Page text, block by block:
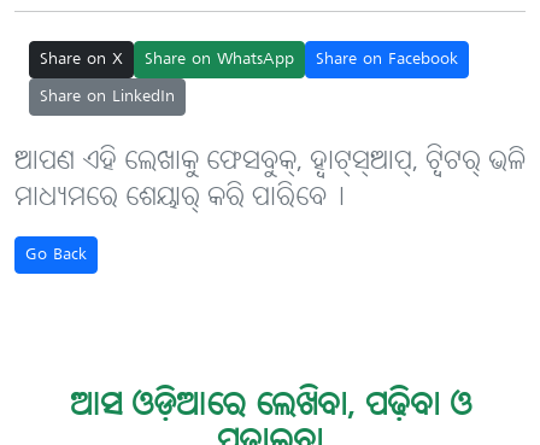
Share on X Share on WhatsApp
Share on Facebook
Share on LinkedIn
ଆପଣ ଏହି ଲେଖାକୁ ଫେସବୁକ୍, ହ୍ବାଟ୍‌ସ୍‌ଆପ୍, ଟ୍ବିଟର୍ ଭଳି
ମାଧ୍ୟମରେ ଶେୟାର୍ କରି ପାରିବେ୤
Go Back
ଆସ ଓଡ଼ିଆରେ ଲେଖିବା, ପଢ଼ିବା ଓ